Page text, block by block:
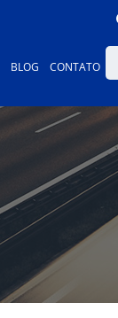
BLOG CONTATO